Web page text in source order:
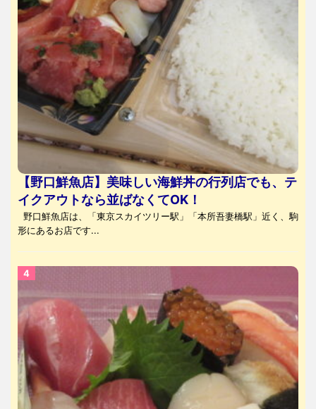
【野口鮮魚店】美味しい海鮮丼の行列店でも、テ
イクアウトなら並ばなくてOK！
野口鮮魚店は、「東京スカイツリー駅」「本所吾妻橋駅」近く、駒
形にあるお店です...